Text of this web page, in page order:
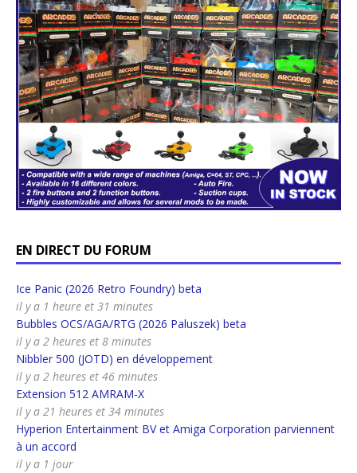
EN DIRECT DU FORUM
Ice Panic (2026 Retro Foundry) beta
il y a 1 heure et 31 minutes
Bubbles OCS/AGA/RTG (2026 Paluszek) beta
il y a 2 heures et 8 minutes
Nibbler 500 (JOTD) en développement
il y a 2 heures et 46 minutes
Extension 512 AMRAM-X
il y a 21 heures et 34 minutes
Hyperion Entertainment BV et Amiga Corporation parviennent
à un accord
il y a 1 jour